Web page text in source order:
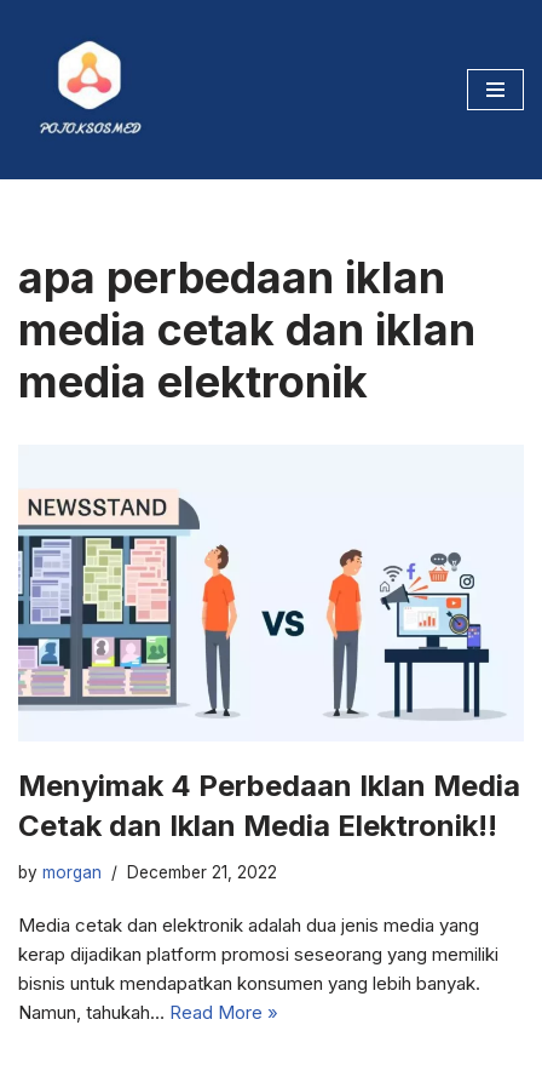
content
apa perbedaan iklan
media cetak dan iklan
media elektronik
Menyimak 4 Perbedaan Iklan Media
Cetak dan Iklan Media Elektronik!!
by morgan December 21, 2022
Media cetak dan elektronik adalah dua jenis media yang
kerap dijadikan platform promosi seseorang yang memiliki
bisnis untuk mendapatkan konsumen yang lebih banyak.
Namun, tahukah… Read More »